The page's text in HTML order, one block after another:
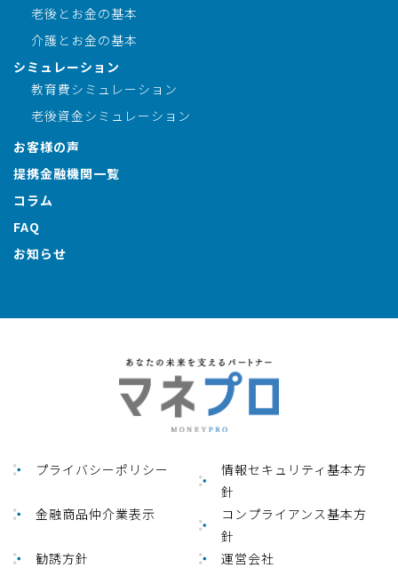
老後とお金の基本
介護とお金の基本
シミュレーション
教育費シミュレーション
老後資金シミュレーション
お客様の声
提携金融機関一覧
コラム
FAQ
お知らせ
プライバシーポリシー
情報セキュリティ基本方
針
金融商品仲介業表⽰
コンプライアンス基本方
針
勧誘方針
運営会社